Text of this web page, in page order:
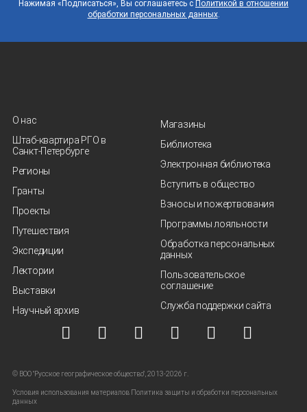
Нажимая «Подписаться», Вы соглашаетесь с Политикой в отношении
обработки персональных данных.
О нас
Штаб-квартира РГО в
Санкт‑Петербурге
Регионы
Гранты
Проекты
Путешествия
Экспедиции
Лектории
Выставки
Научный архив
Магазины
Библиотека
Электронная библиотека
Вступить в общество
Взносы и пожертвования
Программы лояльности
Обработка персональных
данных
Пользовательское
соглашение
Служба поддержки сайта
© ВОО "Русское географическое общество", 2013-2026 г.
Условия использования материалов Политика защиты и обработки персональных
данных